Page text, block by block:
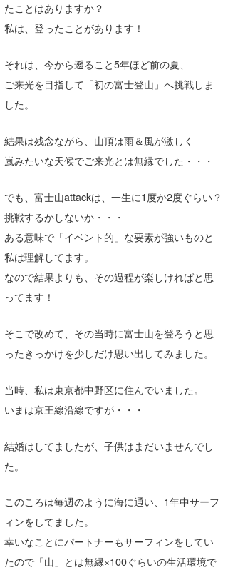
たことはありますか？
私は、登ったことがあります！
それは、今から遡ること5年ほど前の夏、
ご来光を目指して「初の富士登山」へ挑戦しま
した。
結果は残念ながら、山頂は雨＆風が激しく
嵐みたいな天候でご来光とは無縁でした・・・
でも、富士山attackは、一生に1度か2度ぐらい？
挑戦するかしないか・・・
ある意味で「イベント的」な要素が強いものと
私は理解してます。
なので結果よりも、その過程が楽しければと思
ってます！
そこで改めて、その当時に富士山を登ろうと思
ったきっかけを少しだけ思い出してみました。
当時、私は東京都中野区に住んでいました。
いまは京王線沿線ですが・・・
結婚はしてましたが、子供はまだいませんでし
た。
このころは毎週のように海に通い、1年中サーフ
ィンをしてました。
幸いなことにパートナーもサーフィンをしてい
たので「山」とは無縁×100ぐらいの生活環境で
大野”MAR”修聖
H
KOBU
MIN
mitz
OYZ
S.K
Soulman
VAGY
YUKI☆
上田純子
上條将美